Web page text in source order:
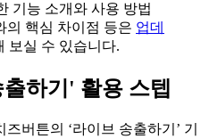
기능 소개와 사용 방법
의 핵심 차이점 등은 업데
보실 수 있습니다.
하기' 활용 스텝
버튼의 ‘라이브 송출하기’ 기